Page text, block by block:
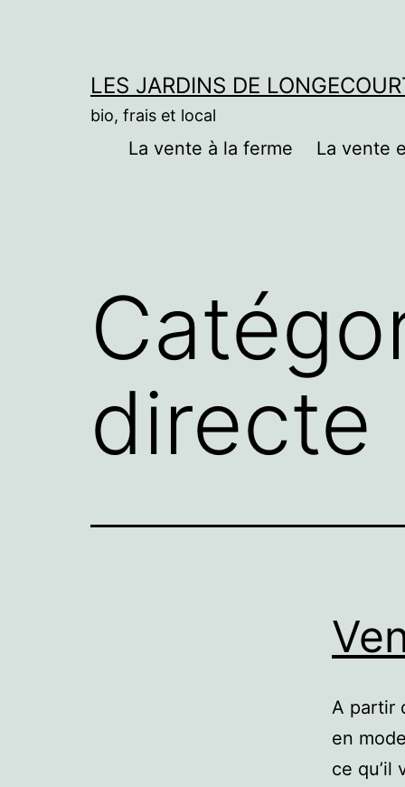
LES JARDINS DE
bio, frais et local
La vente à la ferme La vente
directe
A partir
en
ce qu’il